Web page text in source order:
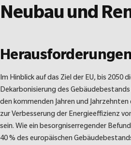
Neubau und
Herausforderungen
Im Hinblick auf das Ziel der EU, bis 2050
Dekarbonisierung des
den kommenden Jahren und
zur Verbesserung der Energieeffizienz
sein. Wie ein besorgniserregender
40 % des europäischen